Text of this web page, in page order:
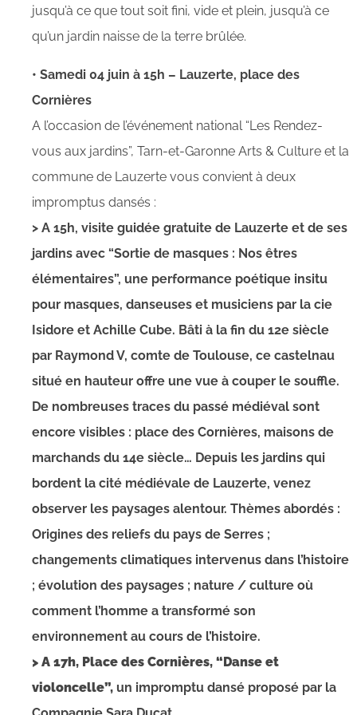
jusqu’à ce que tout soit fini, vide et plein, jusqu’à ce
qu’un jardin naisse de la terre brûlée.
• Samedi 04 juin à 15h – Lauzerte, place des
Cornières
A l’occasion de l’événement national “Les Rendez-
vous aux jardins”, Tarn-et-Garonne Arts & Culture et la
commune de Lauzerte vous convient à deux
impromptus dansés :
> A 15h, visite guidée gratuite de Lauzerte et de ses
jardins avec “Sortie de masques : Nos êtres
élémentaires”, une performance poétique insitu
pour masques, danseuses et musiciens par la cie
Isidore et Achille Cube. Bâti à la fin du 12e siècle
par Raymond V, comte de Toulouse, ce castelnau
situé en hauteur offre une vue à couper le souffle.
De nombreuses traces du passé médiéval sont
encore visibles : place des Cornières, maisons de
marchands du 14e siècle… Depuis les jardins qui
bordent la cité médiévale de Lauzerte, venez
observer les paysages alentour. Thèmes abordés :
Origines des reliefs du pays de Serres ;
changements climatiques intervenus dans l’histoire
; évolution des paysages ; nature / culture où
comment l’homme a transformé son
environnement au cours de l’histoire.
> A 17h, Place des Cornières, “Danse et
violoncelle”, un impromptu dansé proposé par la